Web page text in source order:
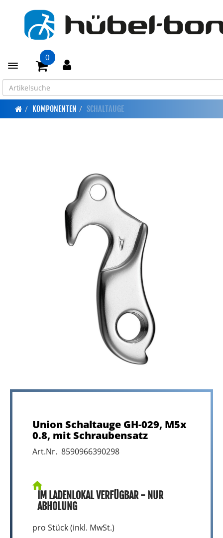
Toggle navigation
0
KOMPONENTEN SCHALTAUGE
Union Schaltauge GH-029, M5x
0.8, mit Schraubensatz
Art.Nr. 8590966390298
IM LADENLOKAL VERFÜGBAR - NUR
ABHOLUNG
pro Stück (inkl. MwSt.)